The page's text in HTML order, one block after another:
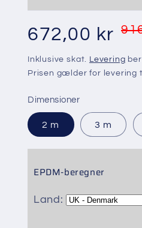
Normalpris
Udsalgspris
672,00 kr
Inklusive skat. Levering
Prisen gælder for levering
Dimensioner
2 m 3 m
EPDM-beregner
Land: